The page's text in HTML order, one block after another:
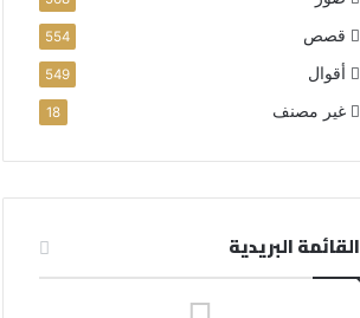
قصص 554
أقوال 549
غير مصنف 18
القائمة البريدية